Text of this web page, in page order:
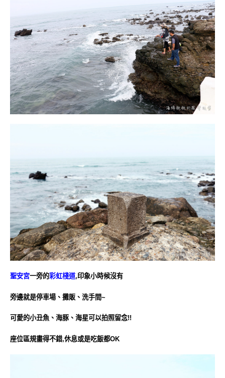
聖安宮一旁的彩虹棧道,印象小時候沒有
旁邊就是停車場、攤販、洗手間~
可愛的小丑魚、海豚、海星可以拍照留念!!
座位區規畫得不錯,休息或是吃飯都OK